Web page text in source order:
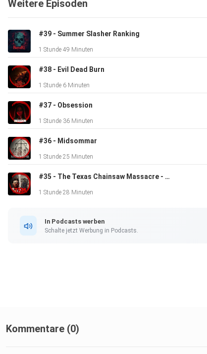
Weitere Episoden
#39 - Summer Slasher Ranking
1 Stunde 49 Minuten
#38 - Evil Dead Burn
1 Stunde 6 Minuten
#37 - Obsession
1 Stunde 36 Minuten
#36 - Midsommar
1 Stunde 25 Minuten
#35 - The Texas Chainsaw Massacre - Original vs Remake
1 Stunde 28 Minuten
In Podcasts werben
Schalte jetzt Werbung in Podcasts.
Kommentare (0)